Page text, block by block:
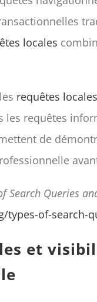
locales
requêtes locales
les requêtes
de
Search Queries
types-of-search-
et